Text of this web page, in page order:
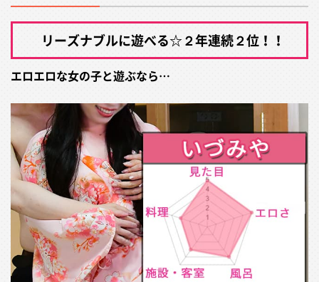
リーズナブルに遊べる☆２年連続２位！！
エロエロな女の子と遊ぶなら…